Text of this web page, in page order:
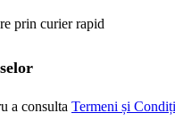
prin curier rapid
a consulta Termeni și